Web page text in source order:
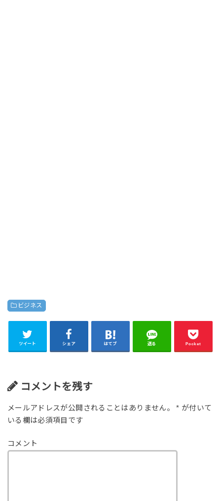
ビジネス
ツイート シェア はてブ 送る Pocket
コメントを残す
メールアドレスが公開されることはありません。 * が付いて
いる欄は必須項目です
コメント